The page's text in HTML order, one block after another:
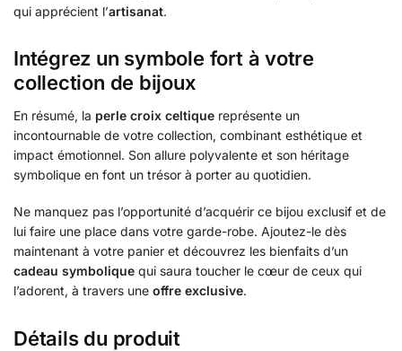
qui apprécient l’artisanat.
Intégrez un symbole fort à votre
collection de bijoux
En résumé, la perle croix celtique représente un
incontournable de votre collection, combinant esthétique et
impact émotionnel. Son allure polyvalente et son héritage
symbolique en font un trésor à porter au quotidien.
Ne manquez pas l’opportunité d’acquérir ce bijou exclusif et de
lui faire une place dans votre garde-robe. Ajoutez-le dès
maintenant à votre panier et découvrez les bienfaits d’un
cadeau symbolique qui saura toucher le cœur de ceux qui
l’adorent, à travers une offre exclusive.
Détails du produit